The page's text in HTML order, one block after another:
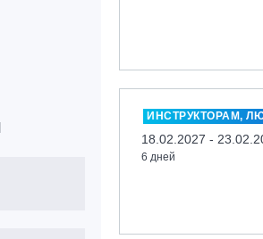
ИНСТРУКТОРАМ,
18.02.2027 -
6 дней